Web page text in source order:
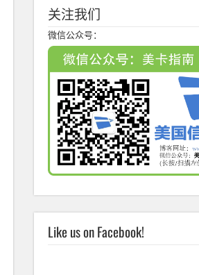
关注我们
微信公众号：
Like us on Facebook!